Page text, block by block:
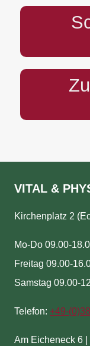
VITAL &
Kirchenplatz 2
Mo-Do 09.00-
Freitag 09.00-
Samstag 09.00-
Telefon: +49-(
Am Eicheneck 6